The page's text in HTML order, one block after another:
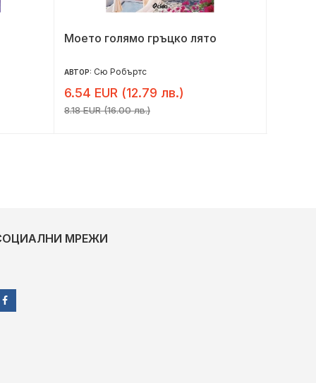
Моето голямо гръцко лято
АВТОР: Сю Робъртс
6.54 EUR (12.79 лв.)
8.18 EUR (16.00 лв.)
МРЕЖИ